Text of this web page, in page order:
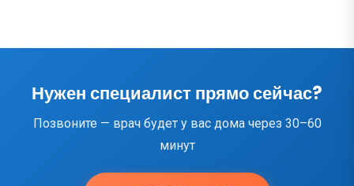
Нужен специалист прямо сейчас?
Позвоните — врач будет у вас дома через 30–60
минут